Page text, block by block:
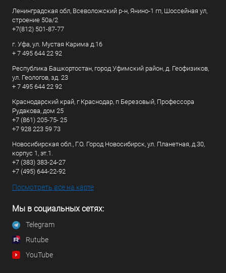
Ленинградская обл, Всеволожский р-н, Янино-1 гп, Шоссейная ул,
строение 50а/2
+7(812) 501-87-77
г. Уфа, ул. Мустая Карима д.16
+ 7 495 644 22 92
Республика Башкортостан, город Уфимский район, д. Геофизиков,
ул. Геологов, зд. 23
+ 7 495 644 22 92
Краснодарский край, г Краснодар, п Березовый, Профессора
Рудакова, дом 25
+7 (861) 205-75- 25
+7 928 223 59 73
Новосибирская обл., Г.О. Город Новосибирск, ул. Планетная, д.30,
корпус 1, эт.1.
+7 (383) 383-24-27
+7 (495) 644-22-92
Посмотреть все на карте
Мы в социальных сетях:
Telegram
Rutube
YouTube